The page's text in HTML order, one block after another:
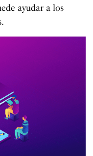
ayudar a los